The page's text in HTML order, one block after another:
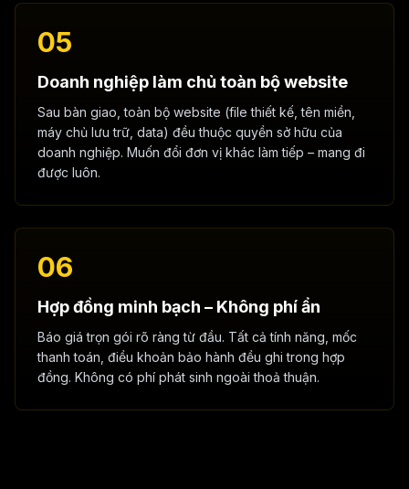
05
Doanh nghiệp làm chủ toàn bộ website
Sau bàn giao, toàn bộ website (file thiết kế, tên miền,
máy chủ lưu trữ, data) đều thuộc quyền sở hữu của
doanh nghiệp. Muốn đổi đơn vị khác làm tiếp – mang đi
được luôn.
06
Hợp đồng minh bạch – Không phí ẩn
Báo giá trọn gói rõ ràng từ đầu. Tất cả tính năng, mốc
thanh toán, điều khoản bảo hành đều ghi trong hợp
đồng. Không có phí phát sinh ngoài thoả thuận.